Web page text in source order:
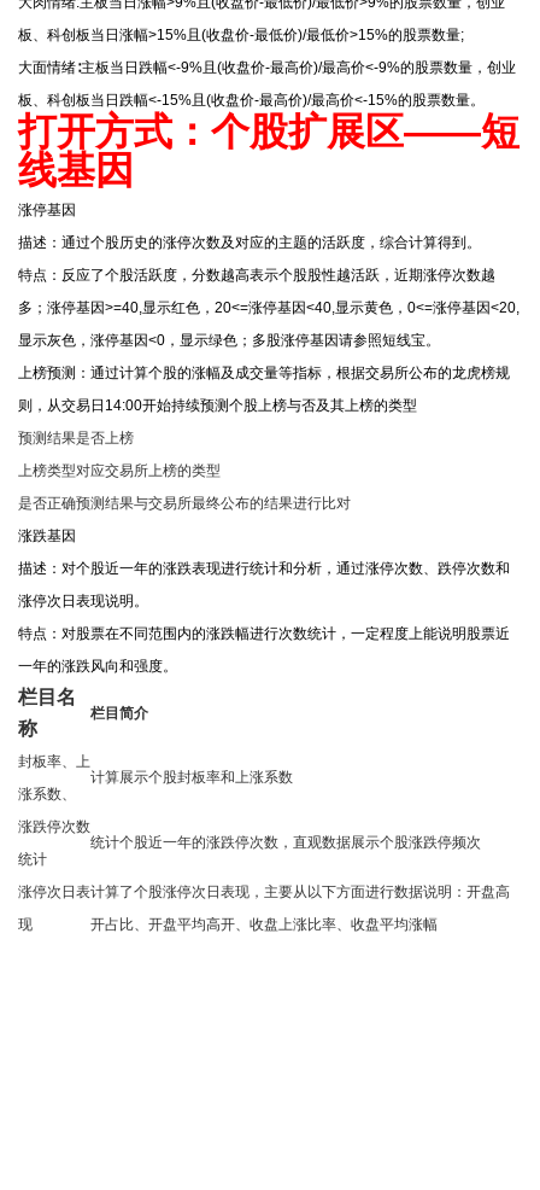
板、科创板当日涨幅>15%且(收盘价-最低价)/最低价>15%的股票数量;
大面情绪∶主板当日跌幅<-9%且(收盘价-最高价)/最高价<-9%的股票数量，创业
板、科创板当日跌幅<-15%且(收盘价-最高价)/最高价<-15%的股票数量。
打开方式：个股扩展区——短
线基因
涨停基因
描述：通过个股历史的涨停次数及对应的主题的活跃度，综合计算得到。
特点：反应了个股活跃度，分数越高表示个股股性越活跃，近期涨停次数越
多；涨停基因>=40,显示红色，20<=涨停基因<40,显示黄色，0<=涨停基因<20,
显示灰色，涨停基因<0，显示绿色；多股涨停基因请参照短线宝。
上榜预测：通过计算个股的涨幅及成交量等指标，根据交易所公布的龙虎榜规
则，从交易日14:00开始持续预测个股上榜与否及其上榜的类型
预测结果是否上榜
上榜类型对应交易所上榜的类型
是否正确预测结果与交易所最终公布的结果进行比对
涨跌基因
描述：对个股近一年的涨跌表现进行统计和分析，通过涨停次数、跌停次数和
涨停次日表现说明。
特点：对股票在不同范围内的涨跌幅进行次数统计，一定程度上能说明股票近
一年的涨跌风向和强度。
栏目名
称
栏目简介
封板率、上
涨系数、
计算展示个股封板率和上涨系数
涨跌停次数
统计
统计个股近一年的涨跌停次数，直观数据展示个股涨跌停频次
涨停次日表
现
计算了个股涨停次日表现，主要从以下方面进行数据说明：开盘高
开占比、开盘平均高开、收盘上涨比率、收盘平均涨幅